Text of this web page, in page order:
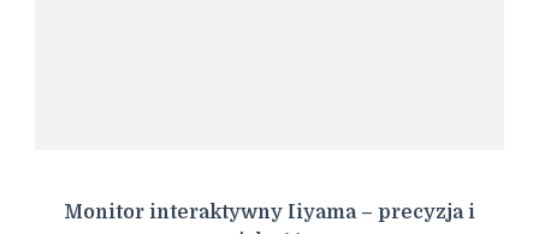
Monitor interaktywny Iiyama – precyzja i